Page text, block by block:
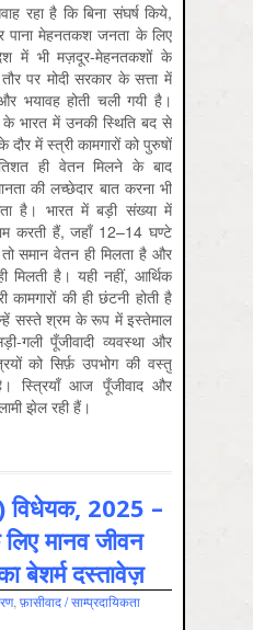
रहा है कि बिना संघर्ष किये,
पाना मेहनतकश जनता के लिए
में भी मज़दूर-मेहनतकशों के
पर मोदी सरकार के सत्ता में
भयावह होती चली गयी है।
भारत में उनकी स्थिति बद से
में स्त्री कामगारों को पुरुषों
ही वेतन मिलने के बाद
की लच्छेदार बात करना भी
है। भारत में बड़ी संख्या में
करती हैं, जहाँ 12–14 घण्टे
समान वेतन ही मिलता है और
मिलती है। यही नहीं, आर्थिक
की ही छंटनी होती है
सस्ते श्रम के रूप में इस्तेमाल
गली पूँजीवादी व्यवस्था और
को सिर्फ़ उपभोग की वस्तु
स्त्रियाँ आज पूँजीवाद और
झेल रही हैं।
विधेयक, 2025 –
मानव जीवन
बेशर्म दस्तावेज़
, फ़ासीवाद / साम्‍प्रदायिकता